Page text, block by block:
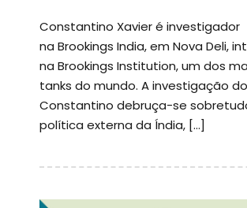
Constantino Xavier é investigador
na Brookings India, em Nova Deli,
na Brookings Institution, um dos
tanks do mundo. A investigação do
Constantino debruça-se
política externa da Índia, […]